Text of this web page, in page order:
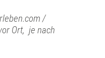
/
Ort, je nach